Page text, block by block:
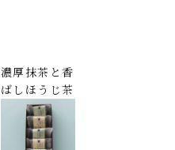
濃厚抹茶と香
ばしほうじ茶